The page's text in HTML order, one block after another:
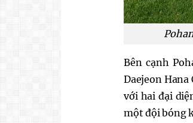
Bên cạnh
Daejeon
với hai đại
một đội bóng